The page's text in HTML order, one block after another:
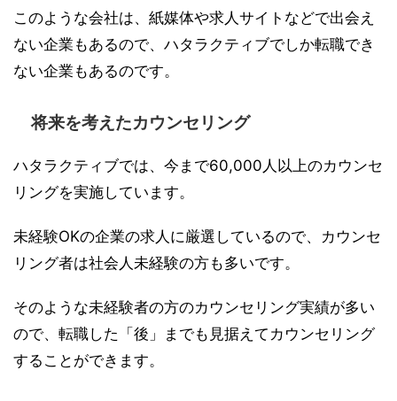
このような会社は、紙媒体や求人サイトなどで出会え
ない企業もあるので、ハタラクティブでしか転職でき
ない企業もあるのです。
将来を考えたカウンセリング
ハタラクティブでは、今まで60,000人以上のカウンセ
リングを実施しています。
未経験OKの企業の求人に厳選しているので、カウンセ
リング者は社会人未経験の方も多いです。
そのような未経験者の方のカウンセリング実績が多い
ので、転職した「後」までも見据えてカウンセリング
することができます。